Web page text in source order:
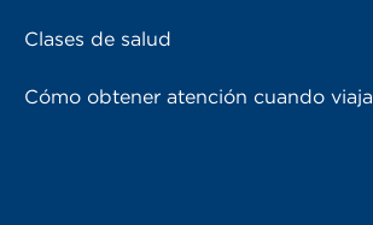
Clases de salud
Cómo obtener atención cuando viaja